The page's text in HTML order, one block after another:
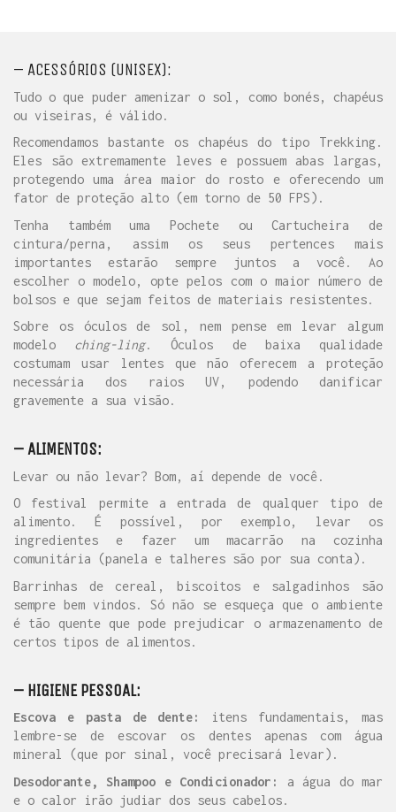
– ACESSÓRIOS (UNISEX):
Tudo o que puder amenizar o sol, como bonés, chapéus
ou viseiras, é válido.
Recomendamos bastante os chapéus do tipo Trekking.
Eles são extremamente leves e possuem abas largas,
protegendo uma área maior do rosto e oferecendo um
fator de proteção alto (em torno de 50 FPS).
Tenha também uma Pochete ou Cartucheira de
cintura/perna, assim os seus pertences mais
importantes estarão sempre juntos a você. Ao
escolher o modelo, opte pelos com o maior número de
bolsos e que sejam feitos de materiais resistentes.
Sobre os óculos de sol, nem pense em levar algum
modelo ching-ling. Óculos de baixa qualidade
costumam usar lentes que não oferecem a proteção
necessária dos raios UV, podendo danificar
gravemente a sua visão.
– ALIMENTOS:
Levar ou não levar? Bom, aí depende de você.
O festival permite a entrada de qualquer tipo de
alimento. É possível, por exemplo, levar os
ingredientes e fazer um macarrão na cozinha
comunitária (panela e talheres são por sua conta).
Barrinhas de cereal, biscoitos e salgadinhos são
sempre bem vindos. Só não se esqueça que o ambiente
é tão quente que pode prejudicar o armazenamento de
certos tipos de alimentos.
– HIGIENE PESSOAL:
Escova e pasta de dente:
itens fundamentais, mas
lembre-se de escovar os dentes apenas com água
mineral (que por sinal, você precisará levar).
Desodorante, Shampoo e Condicionador:
a água do mar
e o calor irão judiar dos seus cabelos.